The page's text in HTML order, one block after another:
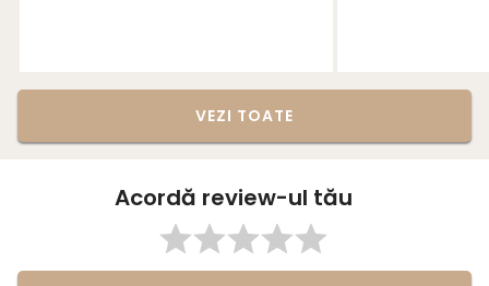
VEZI TOATE
Acordă review-ul tău